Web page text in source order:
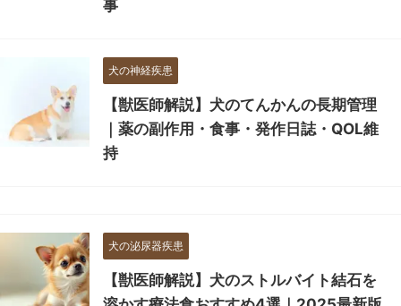
事
犬の神経疾患
【獣医師解説】犬のてんかんの長期管理
｜薬の副作用・食事・発作日誌・QOL維
持
犬の泌尿器疾患
【獣医師解説】犬のストルバイト結石を